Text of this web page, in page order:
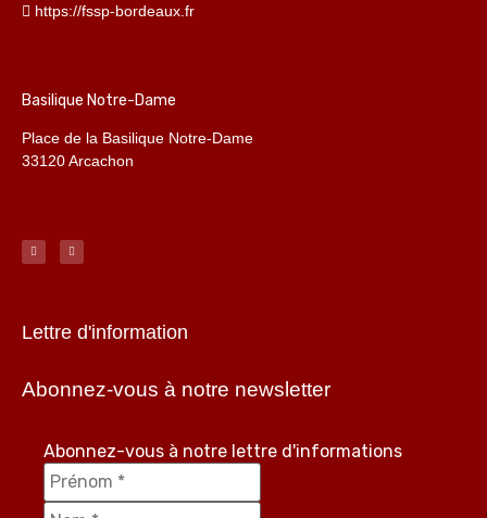
https://fssp-bordeaux.fr
Basilique Notre-Dame
Place de la Basilique Notre-Dame
33120 Arcachon
Lettre d'information
Abonnez-vous à notre newsletter
Abonnez-vous à notre lettre d'informations